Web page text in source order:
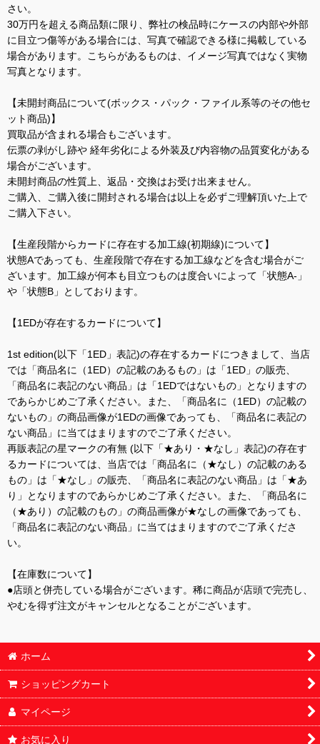
さい。
30万円を超える商品類に限り、弊社の検品時にケースの内部や外部
に目立つ傷等がある場合には、写真で確認できる様に掲載している
場合があります。こちらがあるものは、イメージ写真ではなく実物
写真となります。
【未開封商品について(ボックス・パック・ファイル系等のその他セ
ット商品)】
買取品が含まれる場合もございます。
伝票の剥がし跡や 経年劣化による外装及び内容物の品質変化がある
場合がございます。
未開封商品の性質上、返品・交換はお受け出来ません。
ご購入、ご購入後に開封される場合は以上を必ずご理解頂いた上で
ご購入下さい。
【生産段階からカードに存在する加工線(初期線)について】
状態Aであっても、生産段階で存在する加工線などを含む場合がご
ざいます。加工線が何本も目立つものは度合いによって「状態A-」
や「状態B」としております。
【1EDが存在するカードについて】
1st edition(以下「1ED」表記)の存在するカードにつきまして、当店
では「商品名に（1ED）の記載のあるもの」は「1ED」の販売、
「商品名に表記のない商品」は「1EDではないもの」となりますの
であらかじめご了承ください。また、「商品名に（1ED）の記載の
ないもの」の商品画像が1EDの画像であっても、「商品名に表記の
ない商品」に当てはまりますのでご了承ください。
再販表記の星マークの有無 (以下「★あり・★なし」表記)の存在す
るカードについては、当店では「商品名に（★なし）の記載のある
もの」は「★なし」の販売、「商品名に表記のない商品」は「★あ
り」となりますのであらかじめご了承ください。また、「商品名に
（★あり）の記載のもの」の商品画像が★なしの画像であっても、
「商品名に表記のない商品」に当てはまりますのでご了承くださ
い。
【在庫数について】
●店頭と併売している場合がございます。稀に商品が店頭で完売し、
やむを得ず注文がキャンセルとなることがございます。
ホーム
ショッピングカート
マイページ
お気に入り